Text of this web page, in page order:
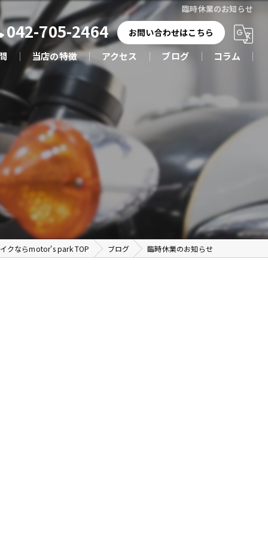
臨時休業のお知らせ
042-705-2464 お問い合わせはこちら
当店の特徴
車検
カスタム
修理
アクセス ブログ コラム
クならmotor's park TOP ブログ 臨時休業のお知らせ